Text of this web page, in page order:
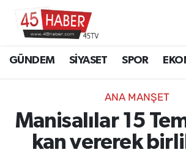
GÜNDEM SİYASET SPOR
ANA MANŞET
Manisalılar 15
kan vererek
SİYASET
SPOR
EKONOMİ
Manisa Hava Durumu
Manisa Namaz Vakitleri
Manisa Trafik Yoğunluk